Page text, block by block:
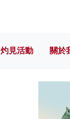
灼見活動 關於